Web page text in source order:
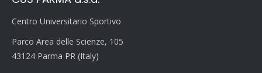
Centro Universitario Sportivo
Parco Area delle Scienze, 105
43124 Parma PR (Italy)